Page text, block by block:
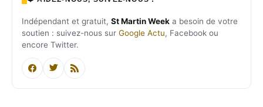
Indépendant et gratuit, St Martin Week a besoin de votre
soutien : suivez-nous sur Google Actu, Facebook ou
encore Twitter.